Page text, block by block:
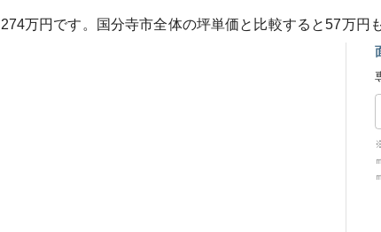
274万円です。 国分寺市全体の坪単価と比較すると57万円